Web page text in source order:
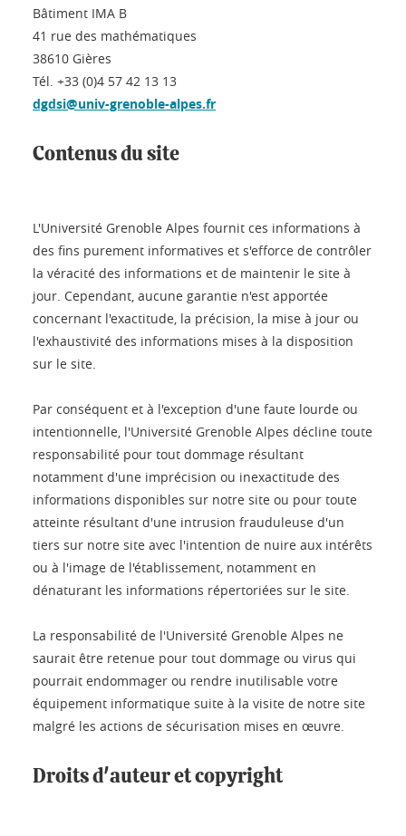
Bâtiment IMA B
41 rue des mathématiques
38610 Gières
Tél. +33 (0)4 57 42 13 13
dgdsi@univ-grenoble-alpes.fr
Contenus du site
L'Université Grenoble Alpes fournit ces informations à
des fins purement informatives et s'efforce de contrôler
la véracité des informations et de maintenir le site à
jour. Cependant, aucune garantie n'est apportée
concernant l'exactitude, la précision, la mise à jour ou
l'exhaustivité des informations mises à la disposition
sur le site.
Par conséquent et à l'exception d'une faute lourde ou
intentionnelle, l'Université Grenoble Alpes décline toute
responsabilité pour tout dommage résultant
notamment d'une imprécision ou inexactitude des
informations disponibles sur notre site ou pour toute
atteinte résultant d'une intrusion frauduleuse d'un
tiers sur notre site avec l'intention de nuire aux intérêts
ou à l'image de l'établissement, notamment en
dénaturant les informations répertoriées sur le site.
La responsabilité de l'Université Grenoble Alpes ne
saurait être retenue pour tout dommage ou virus qui
pourrait endommager ou rendre inutilisable votre
équipement informatique suite à la visite de notre site
malgré les actions de sécurisation mises en œuvre.
Droits d'auteur et copyright